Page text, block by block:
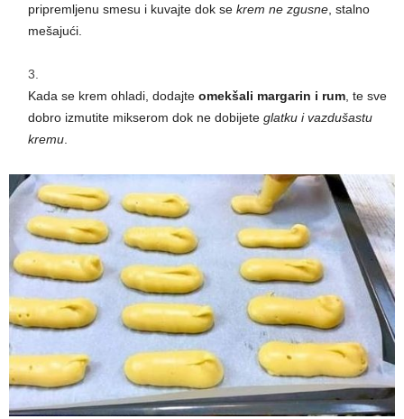
pripremljenu smesu i kuvajte dok se krem ne zgusne , stalno
mešajući.
Kada se krem ohladi, dodajte omekšali margarin i rum , te sve
dobro izmutite mikserom dok ne dobijete glatku i vazdušastu
kremu